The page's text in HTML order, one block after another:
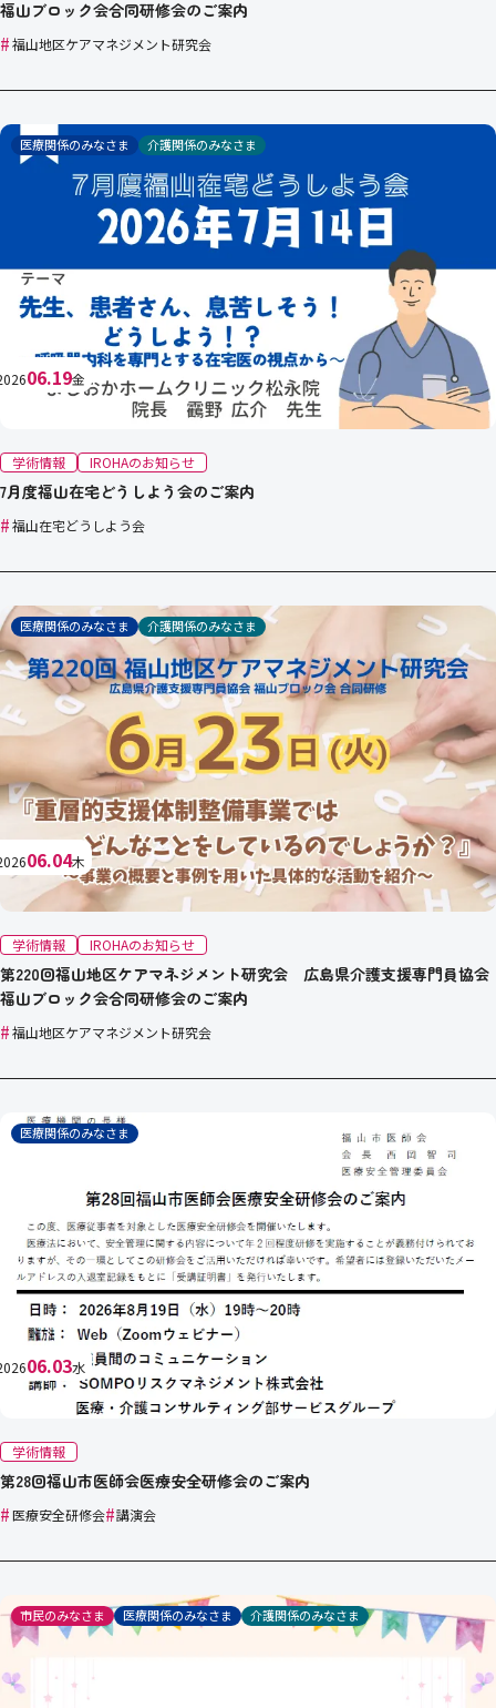
福山ブロック会合同研修会のご案内
#福山地区ケアマネジメント研究会
医療関係のみなさま 介護関係のみなさま
06.19金
学術情報 IROHAのお知らせ
7月度福山在宅どうしよう会のご案内
#福山在宅どうしよう会
医療関係のみなさま 介護関係のみなさま
06.04木
学術情報 IROHAのお知らせ
第220回福山地区ケアマネジメント研究会 広島県介護支援専門員協会
福山ブロック会合同研修会のご案内
#福山地区ケアマネジメント研究会
医療関係のみなさま
06.03水
学術情報
第28回福山市医師会医療安全研修会のご案内
#医療安全研修会#講演会
市民のみなさま 医療関係のみなさま 介護関係のみなさま